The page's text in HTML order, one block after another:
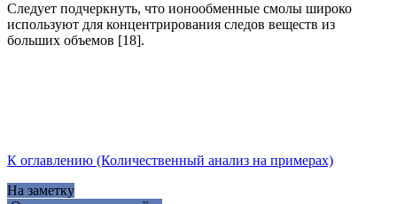
Следует подчеркнуть, что ионообменные смолы широко
используют для концентрирования следов веществ из
больших объемов [18].
К оглавлению (Количественный анализ на примерах)
На заметку